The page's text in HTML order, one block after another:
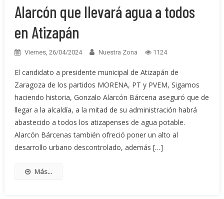
Alarcón que llevará agua a todos
en Atizapán
Viernes, 26/04/2024 Nuestra Zona 1124
El candidato a presidente municipal de Atizapán de
Zaragoza de los partidos MORENA, PT y PVEM, Sigamos
haciendo historia, Gonzalo Alarcón Bárcena aseguró que de
llegar a la alcaldía, a la mitad de su administración habrá
abastecido a todos los atizapenses de agua potable.
Alarcón Bárcenas también ofreció poner un alto al
desarrollo urbano descontrolado, además […]
Más...